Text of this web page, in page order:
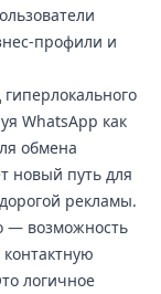
профили и
WhatsApp как
обмена
новый путь для
рекламы.
— возможность
логичное